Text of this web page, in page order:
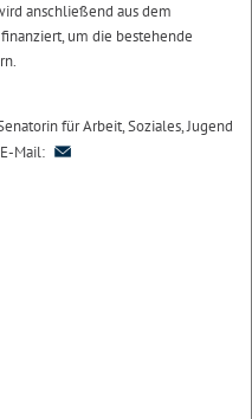
anschließend aus dem
um die bestehende
für Arbeit, Soziales, Jugend
Mail: